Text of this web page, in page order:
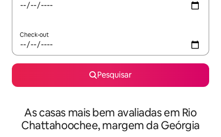
Check-out
Pesquisar
As casas mais bem avaliadas em Rio
Chattahoochee, margem da Geórgia